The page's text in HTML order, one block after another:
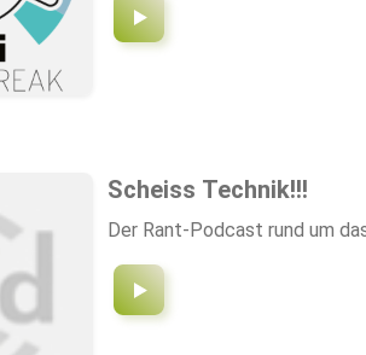
Schwerpunkte, zunächst den
zurück, geben ihnen gerne
BREAK ist eine schöne, eine
Hier begegnen Menschen
kurzweilig, mitunter sehr
Scheiss Technik!!!
Der Rant-Podcast rund um